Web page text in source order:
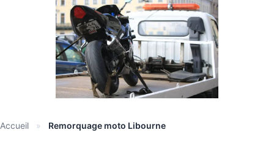
Accueil » Remorquage moto Libourne